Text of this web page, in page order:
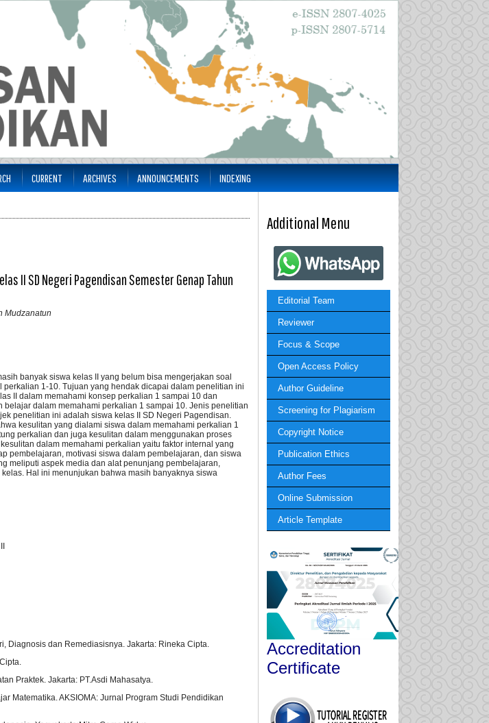
Additional Menu
Editorial Team
Reviewer
Focus & Scope
Open Access Policy
Author Guideline
Screening for Plagiarism
Copyright Notice
Publication Ethics
Author Fees
Online Submission
Article Template
Accreditation
Certificate
CURRENT ARCHIVES ANNOUNCEMENTS INDEXING
II SD Negeri Pagendisan Semester Genap Tahun
Mudzanatun
banyak siswa kelas II yang belum bisa mengerjakan soal
1-10. Tujuan yang hendak dicapai dalam penelitian ini
II dalam memahami konsep perkalian 1 sampai 10 dan
dalam memahami perkalian 1 sampai 10. Jenis penelitian
penelitian ini adalah siswa kelas II SD Negeri Pagendisan.
kesulitan yang dialami siswa dalam memahami perkalian 1
perkalian dan juga kesulitan dalam menggunakan proses
dalam memahami perkalian yaitu faktor internal yang
pembelajaran, motivasi siswa dalam pembelajaran, dan siswa
meliputi aspek media dan alat penunjang pembelajaran,
Hal ini menunjukan bahwa masih banyaknya siswa
Diagnosis dan Remediasisnya. Jakarta: Rineka Cipta.
Praktek. Jakarta: PT.Asdi Mahasatya.
Matematika. AKSIOMA: Jurnal Program Studi Pendidikan